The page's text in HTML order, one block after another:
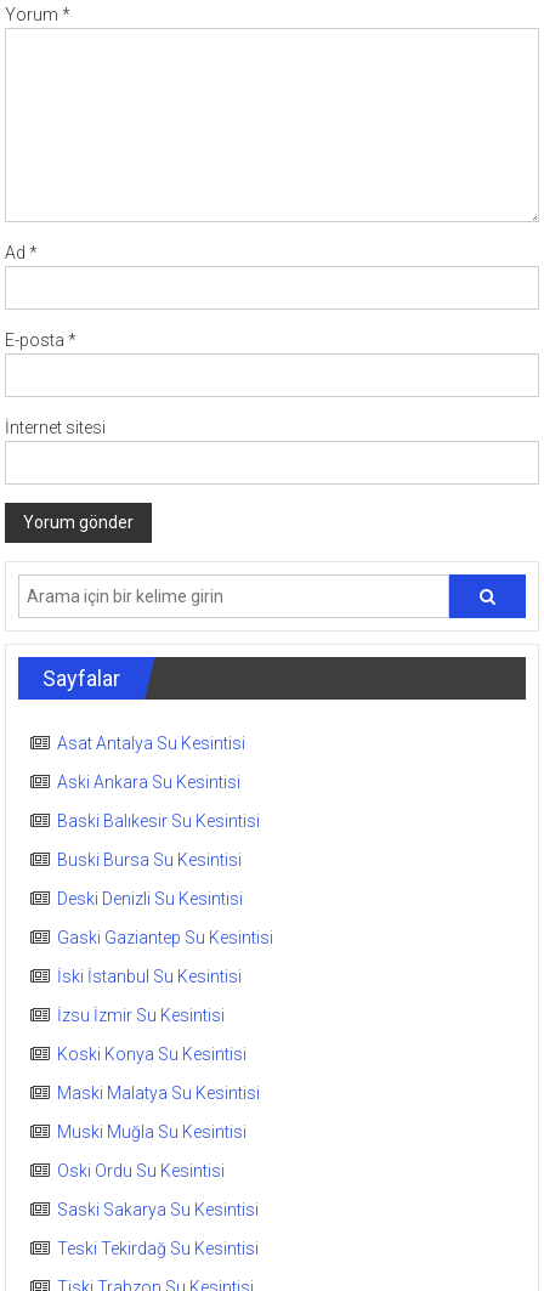
Yorum*
Ad*
E-posta*
İnternet sitesi
Sayfalar
Asat Antalya Su Kesintisi
Aski Ankara Su Kesintisi
Baski Balıkesir Su Kesintisi
Buski Bursa Su Kesintisi
Deski Denizli Su Kesintisi
Gaski Gaziantep Su Kesintisi
İski İstanbul Su Kesintisi
İzsu İzmir Su Kesintisi
Koski Konya Su Kesintisi
Maski Malatya Su Kesintisi
Muski Muğla Su Kesintisi
Oski Ordu Su Kesintisi
Saski Sakarya Su Kesintisi
Teski Tekirdağ Su Kesintisi